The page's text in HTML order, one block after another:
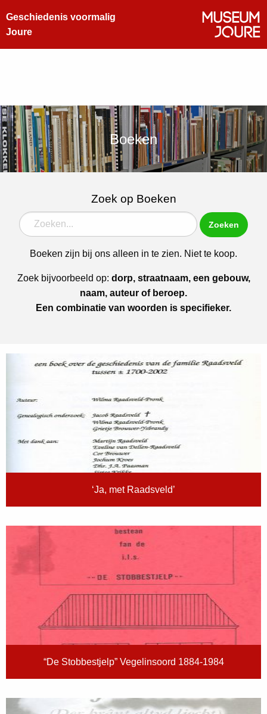
Geschiedenis voormalig
Joure
Boeken
Zoek op Boeken
Zoeken
Boeken zijn bij ons alleen in te zien. Niet te koop.
Zoek bijvoorbeeld op: dorp, straatnaam, een gebouw,
naam, auteur of beroep.
Een combinatie van woorden is specifieker.
‘Ja, met Raadsveld’
“De Stobbestjelp” Vegelinsoord 1884-1984